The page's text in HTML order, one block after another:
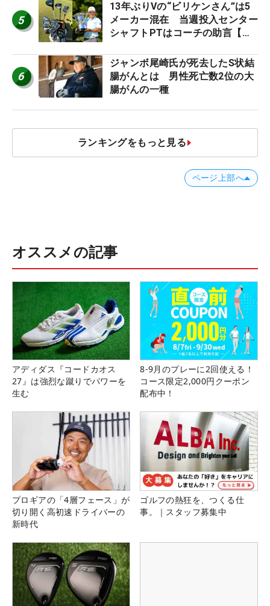
5
13年ぶりVの“ビリケンさん”は5
メーカー混在 当週投入センター
シャフトPTはコーチの助言【勝
6
ジャンボ尾崎氏が死去したS状結
腸がんとは 男性死亡数2位の大
腸がんの一種
ランキングをもっと見る
ページ上部へ
オススメの記事
アディダス『コードカオス
27』は強烈な蹴りでパワーを
生む
8-9月のプレーに2回使える！
コース限定2,000円クーポン
配布中！
プロギアの「4層フェース」が
切り開く高初速ドライバーの
新時代
ゴルフの熱狂を、つくる仕
事。｜スタッフ募集中